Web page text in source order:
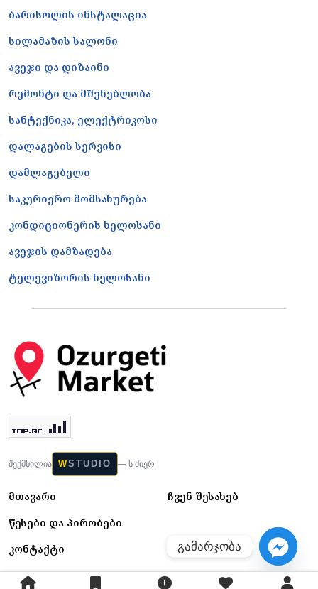
ბარისოლის ინსტალაცია
სილამაზის სალონი
ავეჯი და დიზაინი
რემონტი და მშენებლობა
სანტექნიკა, ელექტრიკოსი
დალაგების სერვისი
დამლაგებელი
საკურიერო მომსახურება
კონდიციონერის ხელოსანი
ავეჯის დამზადება
ტელევიზორის ხელოსანი
შექმნილია WSTUDIO — ს მიერ
მთავარი
წესები და პირობები
ჩვენ შესახებ
კონტაქტი გამარჯობა